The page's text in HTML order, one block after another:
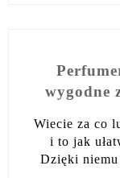
wygodne
Wiecie za co
i to jak
Dzięki niemu